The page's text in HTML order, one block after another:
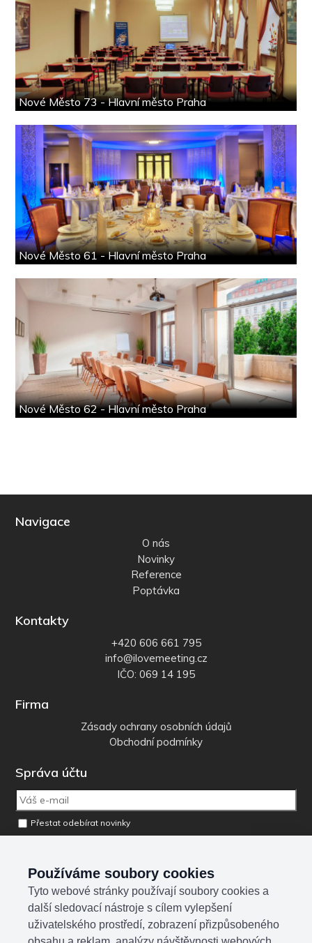
Nové Město 73 - Hlavní město Praha
Nové Město 61 - Hlavní město Praha
Nové Město 62 - Hlavní město Praha
Navigace
O nás
Novinky
Reference
Poptávka
Kontakty
+420 606 661 795
info@ilovemeeting.cz
IČO: 069 14 195
Firma
Zásady ochrany osobních údajů
Obchodní podmínky
Správa účtu
Přestat odebírat novinky
Sociální sítě
Používáme soubory cookies
Tyto webové stránky používají soubory cookies a
další sledovací nástroje s cílem vylepšení
uživatelského prostředí, zobrazení přizpůsobeného